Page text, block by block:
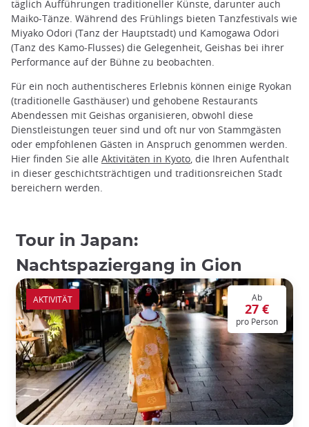
täglich Aufführungen traditioneller Künste, darunter auch
Maiko-Tänze. Während des Frühlings bieten Tanzfestivals wie
Miyako Odori (Tanz der Hauptstadt) und Kamogawa Odori
(Tanz des Kamo-Flusses) die Gelegenheit, Geishas bei ihrer
Performance auf der Bühne zu beobachten.
Für ein noch authentischeres Erlebnis können einige Ryokan
(traditionelle Gasthäuser) und gehobene Restaurants
Abendessen mit Geishas organisieren, obwohl diese
Dienstleistungen teuer sind und oft nur von Stammgästen
oder empfohlenen Gästen in Anspruch genommen werden.
Hier finden Sie alle Aktivitäten in Kyoto, die Ihren Aufenthalt
in dieser geschichtsträchtigen und traditionsreichen Stadt
bereichern werden.
Tour in Japan:
Nachtspaziergang in Gion
Ab
27 €
pro Person
AKTIVITÄT